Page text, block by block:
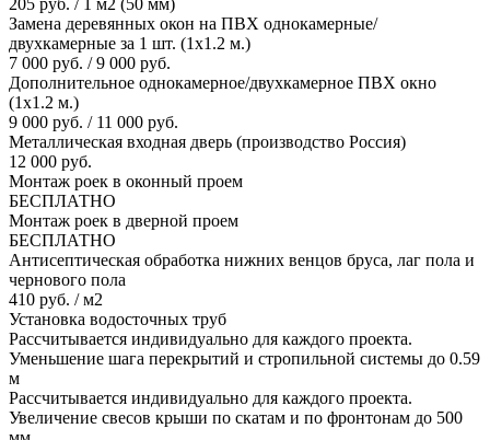
Замена деревянных окон на ПВХ однокамерные/
двухкамерные за 1 шт. (1х1.2 м.)
7 000 руб. / 9 000 руб.
Дополнительное однокамерное/двухкамерное ПВХ окно
(1х1.2 м.)
9 000 руб. / 11 000 руб.
Металлическая входная дверь (производство Россия)
12 000 руб.
Монтаж роек в оконный проем
БЕСПЛАТНО
Монтаж роек в дверной проем
БЕСПЛАТНО
Антисептическая обработка нижних венцов бруса, лаг пола и
чернового пола
410 руб. / м2
Установка водосточных труб
Рассчитывается индивидуально для каждого проекта.
Уменьшение шага перекрытий и стропильной системы до 0.59
м
Рассчитывается индивидуально для каждого проекта.
Увеличение свесов крыши по скатам и по фронтонам до 500